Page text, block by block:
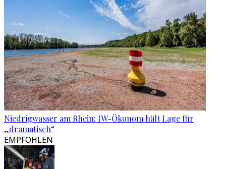
Niedrigwasser am Rhein: IW-Ökonom hält Lage für
„dramatisch“
EMPFOHLEN